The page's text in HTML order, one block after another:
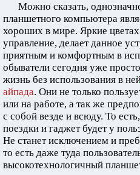
Можно сказать,
планшетного компьютера
хороших в мире. Яркие
управление, делает данное
приятным и комфортным в
обыватели сегодня уже
жизнь без использования в
айпада. Они не только
или на работе, а так же
с собой везде и всюду. То
поездки и гаджет будет у
Не станет исключением и
то есть даже туда
высокотехнологичный